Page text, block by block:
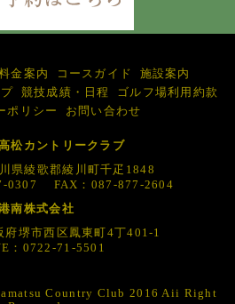
金案内 コースガイド
施設案内
競技成績・日程
ゴルフ場利用約款
ポリシー
お問い合わせ
松カントリークラブ
県綾歌郡綾川町千疋1848
0307 FAX：087-877-2604
南株式会社
堺市西区鳳東町4丁401-1
：0722-71-5501
Country Club 2016 Aii Right